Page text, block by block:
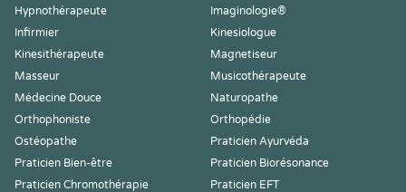
Hypnothérapeute
Imaginologie®
Infirmier
Kinesiologue
Kinesithérapeute
Magnetiseur
Masseur
Musicothérapeute
Médecine Douce
Naturopathe
Orthophoniste
Orthopédie
Ostéopathe
Praticien Ayurvéda
Praticien Bien-être
Praticien Biorésonance
Praticien Chromothérapie
Praticien EFT